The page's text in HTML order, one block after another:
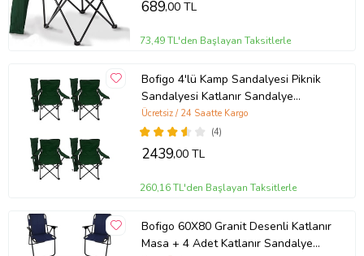
689,00 TL
73,49 TL'den Başlayan Taksitlerle
Bofigo 4'lü Kamp Sandalyesi Piknik
Sandalyesi Katlanır Sandalye
Taşıma Çantalı Kamp Sandalyesi
Yeşi
(4)
Ücretsiz / 24 Saatte Kargo
2439,00 TL
260,16 TL'den Başlayan Taksitlerle
Bofigo 60X80 Granit Desenli Katlanır
Masa + 4 Adet Katlanır Sandalye